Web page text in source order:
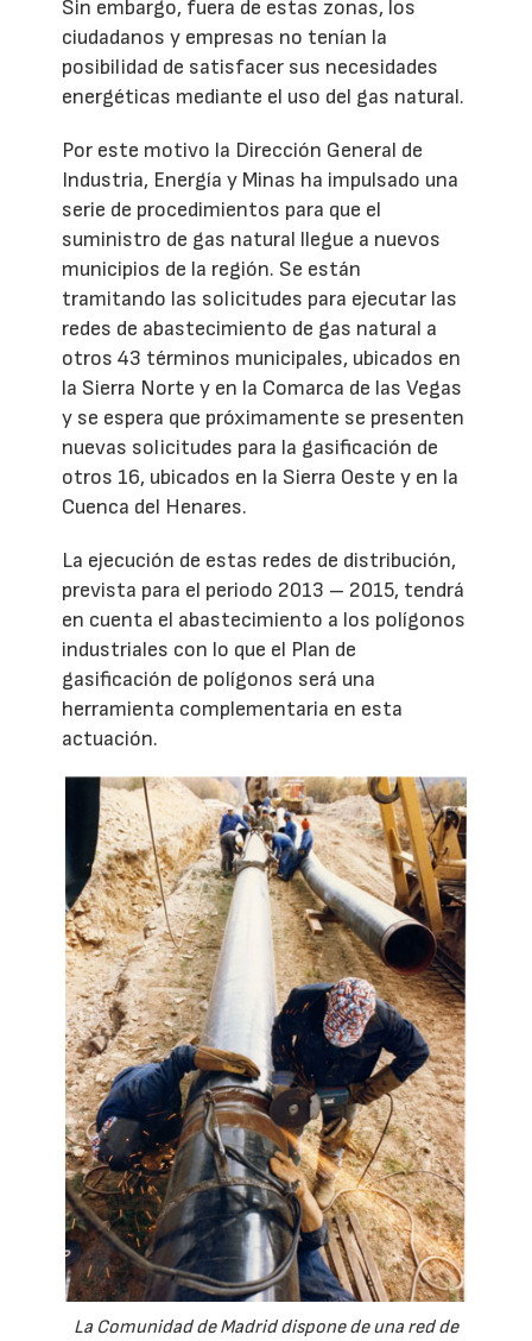
Sin embargo, fuera de estas zonas, los
ciudadanos y empresas no tenían la
posibilidad de satisfacer sus necesidades
energéticas mediante el uso del gas natural.
Por este motivo la Dirección General de
Industria, Energía y Minas ha impulsado una
serie de procedimientos para que el
suministro de gas natural llegue a nuevos
municipios de la región. Se están
tramitando las solicitudes para ejecutar las
redes de abastecimiento de gas natural a
otros 43 términos municipales, ubicados en
la Sierra Norte y en la Comarca de las Vegas
y se espera que próximamente se presenten
nuevas solicitudes para la gasificación de
otros 16, ubicados en la Sierra Oeste y en la
Cuenca del Henares.
La ejecución de estas redes de distribución,
prevista para el periodo 2013 – 2015, tendrá
en cuenta el abastecimiento a los polígonos
industriales con lo que el Plan de
gasificación de polígonos será una
herramienta complementaria en esta
actuación.
La Comunidad de Madrid dispone de una red de